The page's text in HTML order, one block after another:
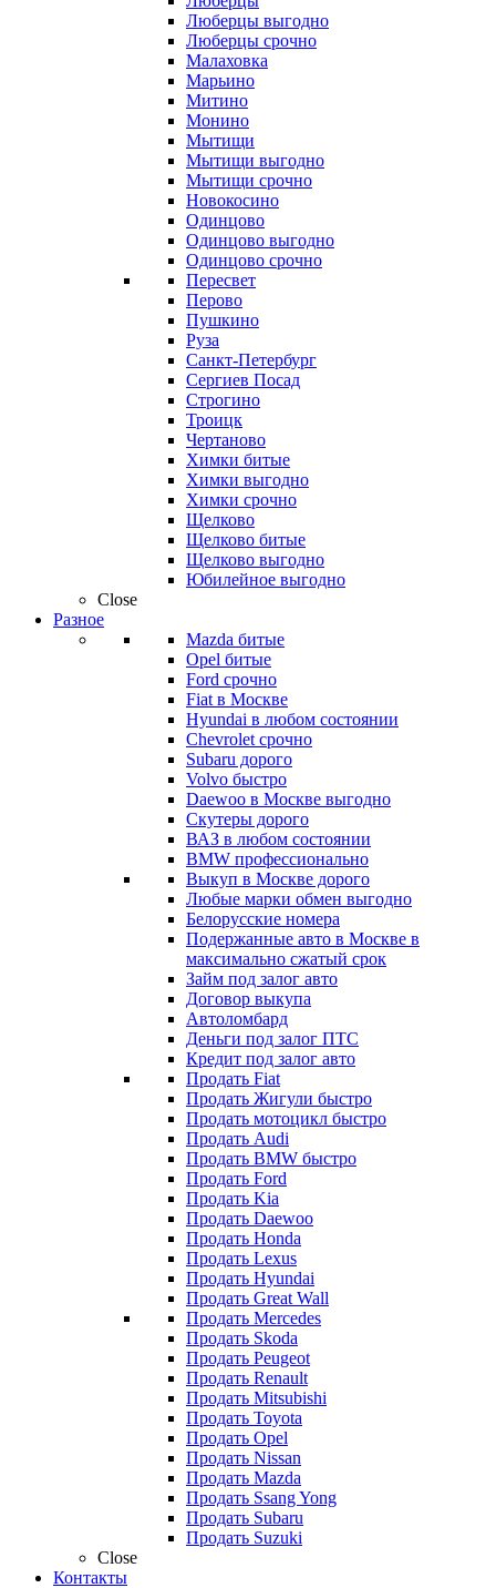
Люберцы выгодно
Люберцы срочно
Малаховка
Марьино
Митино
Монино
Мытищи
Мытищи выгодно
Мытищи срочно
Новокосино
Одинцово
Одинцово выгодно
Одинцово срочно
Пересвет
Перово
Пушкино
Руза
Санкт-Петербург
Сергиев Посад
Строгино
Троицк
Чертаново
Химки битые
Химки выгодно
Химки срочно
Щелково
Щелково битые
Щелково выгодно
Юбилейное выгодно
Close
Разное
Mazda битые
Opel битые
Ford срочно
Fiat в Москве
Hyundai в любом состоянии
Chevrolet срочно
Subaru дорого
Volvo быстро
Daewoo в Москве выгодно
Скутеры дорого
ВАЗ в любом состоянии
BMW профессионально
Выкуп в Москве дорого
Любые марки обмен выгодно
Белорусские номера
Подержанные авто в Москве в
максимально сжатый срок
Займ под залог авто
Договор выкупа
Автоломбард
Деньги под залог ПТС
Кредит под залог авто
Продать Fiat
Продать Жигули быстро
Продать мотоцикл быстро
Продать Audi
Продать BMW быстро
Продать Ford
Продать Kia
Продать Daewoo
Продать Honda
Продать Lexus
Продать Hyundai
Продать Great Wall
Продать Mercedes
Продать Skoda
Продать Peugeot
Продать Renault
Продать Mitsubishi
Продать Toyota
Продать Opel
Продать Nissan
Продать Mazda
Продать Ssang Yong
Продать Subaru
Продать Suzuki
Close
Контакты